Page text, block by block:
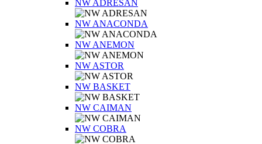
NW ADRESAN
NW ANACONDA
NW ANEMON
NW ASTOR
NW BASKET
NW CAIMAN
NW COBRA